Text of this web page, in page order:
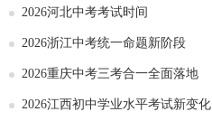
2026河北中考考试时间
2026浙江中考统一命题新阶段
2026重庆中考三考合一全面落地
2026江西初中学业水平考试新变化